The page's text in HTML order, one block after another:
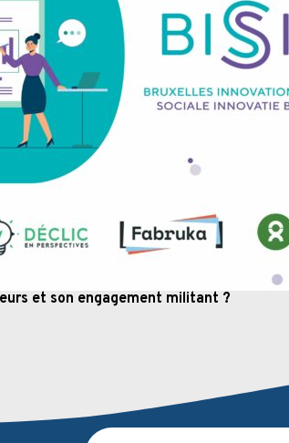
et son engagement militant ?